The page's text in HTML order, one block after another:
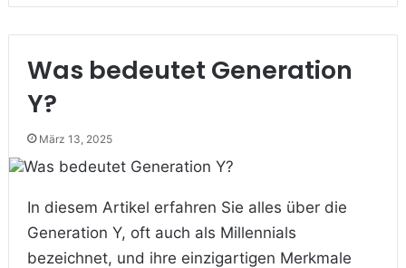
Was bedeutet Generation
Y?
März 13, 2025
In diesem Artikel erfahren Sie alles über die
Generation Y, oft auch als Millennials
bezeichnet, und ihre einzigartigen Merkmale